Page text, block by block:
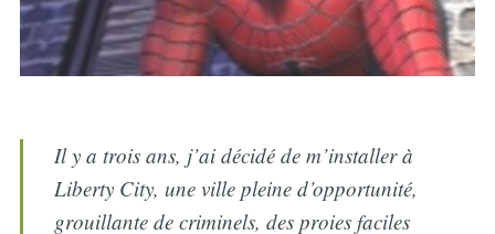
Il y a trois ans, j’ai décidé de m’installer à
Liberty City, une ville pleine d’opportunité,
grouillante de criminels, des proies faciles